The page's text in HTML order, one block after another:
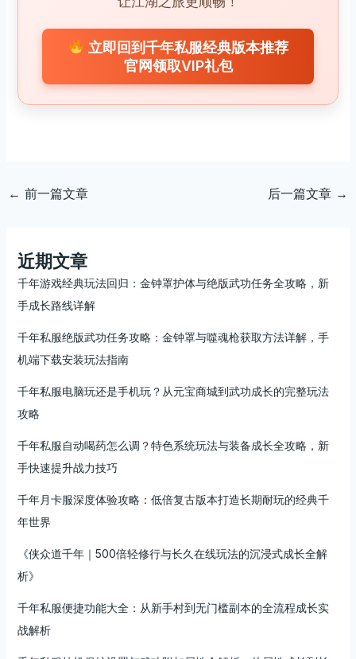
立即回到千年私服经典版本推荐
官网领取VIP礼包
← 前一篇文章 后一篇文章 →
近期文章
千年游戏经典玩法回归：金钟罩护体与绝版武功任务全攻略，新
手成长路线详解
千年私服绝版武功任务攻略：金钟罩与噬魂枪获取方法详解，手
机端下载安装玩法指南
千年私服电脑玩还是手机玩？从元宝商城到武功成长的完整玩法
攻略
千年私服自动喝药怎么调？特色系统玩法与装备成长全攻略，新
手快速提升战力技巧
千年月卡服深度体验攻略：低倍复古版本打造长期耐玩的经典千
年世界
《侠众道千年｜500倍轻修行与长久在线玩法的沉浸式成长全解
析》
千年私服便捷功能大全：从新手村到无门槛副本的全流程成长实
战解析